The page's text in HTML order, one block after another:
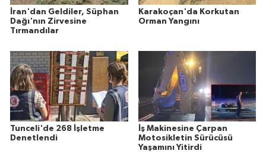
İran'dan Geldiler, Süphan
Dağı'nın Zirvesine
Tırmandılar
Karakoçan'da Korkutan
Orman Yangını
Tunceli'de 268 İşletme
Denetlendi
İş Makinesine Çarpan
Motosikletin Sürücüsü
Yaşamını Yitirdi